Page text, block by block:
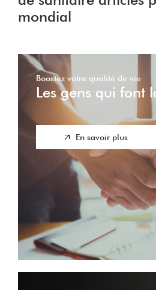
mondial
Boostez votre qualité de vie
Les gens qui font
En savoir plus